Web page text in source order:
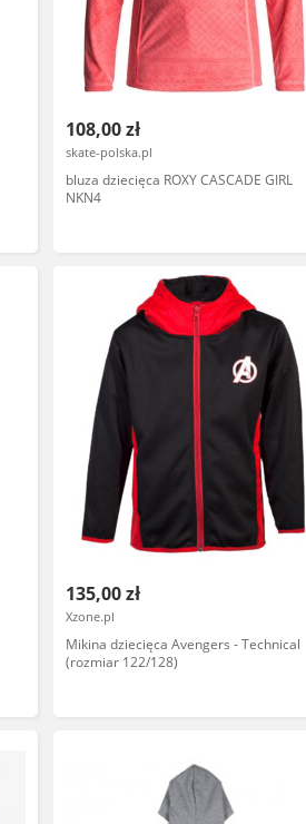
108,00 zł
skate-polska.pl
bluza dziecięca ROXY CASCADE GIRL
NKN4
135,00 zł
Xzone.pl
Mikina dziecięca Avengers - Technical
(rozmiar 122/128)